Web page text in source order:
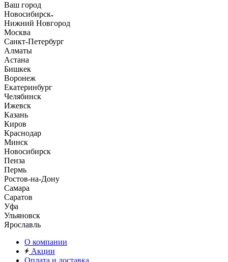
Ваш город
Новосибирск
Нижний Новгород
Москва
Санкт-Петербург
Алматы
Астана
Бишкек
Воронеж
Екатеринбург
Челябинск
Ижевск
Казань
Киров
Краснодар
Минск
Новосибирск
Пенза
Пермь
Ростов-на-Дону
Самара
Саратов
Уфа
Ульяновск
Ярославль
О компании
Акции
Оплата и доставка